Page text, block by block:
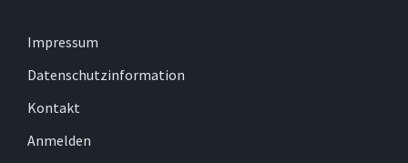
Impressum
Datenschutzinformation
Kontakt
Anmelden